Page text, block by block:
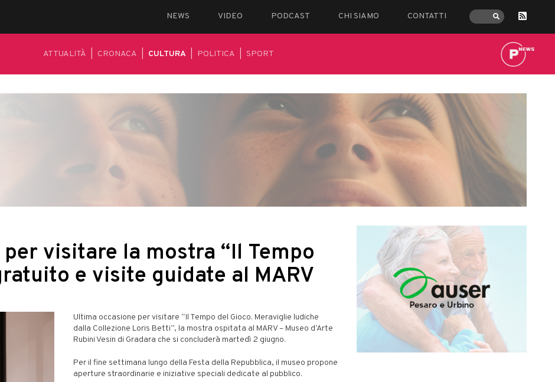
NEWS VIDEO PODCAST CHI SIAMO CONTATTI
ATTUALITÀ CRONACA CULTURA POLITICA SPORT
visitare la mostra “Il Tempo
e visite guidate al MARV
Ultima occasione per visitare “Il Tempo del Gioco. Meraviglie ludiche
dalla Collezione Loris Betti”, la mostra ospitata al MARV – Museo d’Arte
Rubini Vesin di Gradara che si concluderà martedì 2 giugno.
Per il fine settimana lungo della Festa della Repubblica, il museo propone
aperture straordinarie e iniziative speciali dedicate al pubblico.